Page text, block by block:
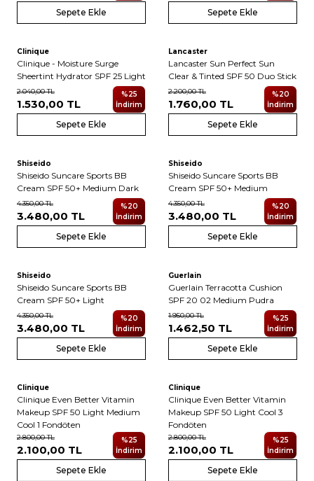
Sepete Ekle Sepete Ekle
Clinique
Clinique - Moisture Surge
Sheertint Hydrator SPF 25 Light
2.040,00TL
1.530,00 TL
%25
İndirim
Sepete Ekle
Lancaster
Lancaster Sun Perfect Sun
Clear & Tinted SPF 50 Duo Stick
2.200,00TL
1.760,00 TL
%20
İndirim
Sepete Ekle
Shiseido
Shiseido Suncare Sports BB
Cream SPF 50+ Medium Dark
4.350,00TL
3.480,00 TL
%20
İndirim
Sepete Ekle
Shiseido
Shiseido Suncare Sports BB
Cream SPF 50+ Medium
4.350,00TL
3.480,00 TL
%20
İndirim
Sepete Ekle
Shiseido
Shiseido Suncare Sports BB
Cream SPF 50+ Light
4.350,00TL
3.480,00 TL
%20
İndirim
Sepete Ekle
Guerlain
Guerlain Terracotta Cushion
SPF 20 02 Medium Pudra
1.950,00TL
1.462,50 TL
%25
İndirim
Sepete Ekle
Clinique
Clinique Even Better Vitamin
Makeup SPF 50 Light Medium
Cool 1 Fondöten
2.800,00TL
2.100,00 TL
%25
İndirim
Sepete Ekle
Clinique
Clinique Even Better Vitamin
Makeup SPF 50 Light Cool 3
Fondöten
2.800,00TL
2.100,00 TL
%25
İndirim
Sepete Ekle